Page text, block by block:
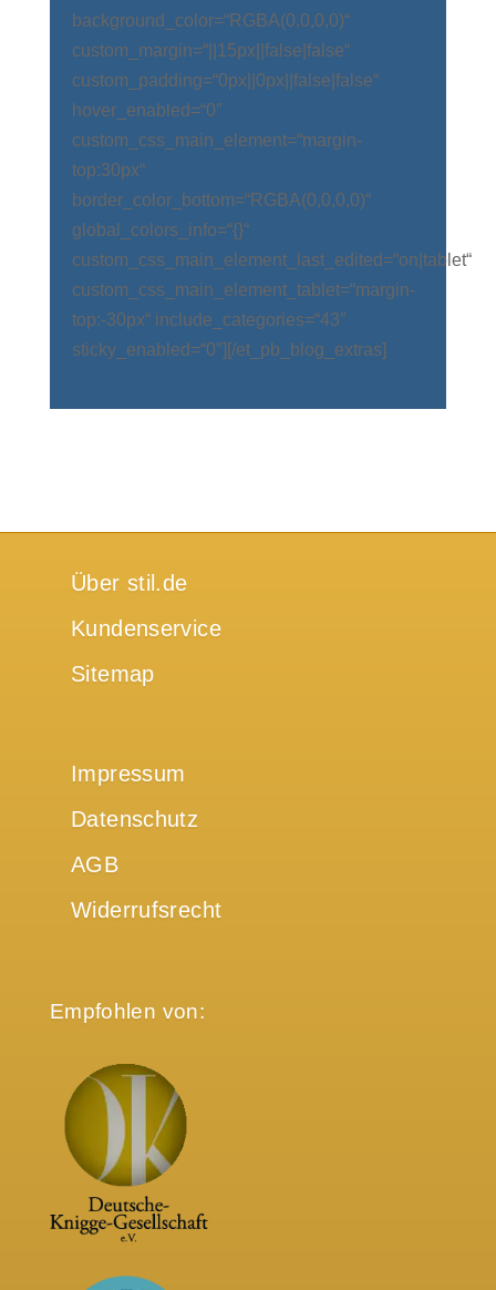
background_color=“RGBA(0,0,0,0)“
custom_margin=“||15px||false|false“
custom_padding=“0px||0px||false|false“
hover_enabled=“0″
custom_css_main_element=“margin-
top:30px“
border_color_bottom=“RGBA(0,0,0,0)“
global_colors_info=“{}“
custom_css_main_element_last_edited=“on|tablet“
custom_css_main_element_tablet=“margin-
top:-30px“ include_categories=“43″
sticky_enabled=“0″][/et_pb_blog_extras]
Über stil.de
Kundenservice
Sitemap
Impressum
Datenschutz
AGB
Widerrufsrecht
Empfohlen von: